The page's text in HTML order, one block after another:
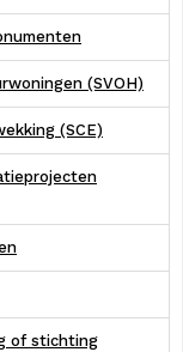
(SVOH)
(SCE)
of stichting